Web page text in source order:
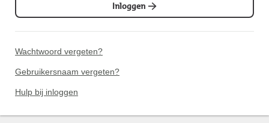
Inloggen
Wachtwoord vergeten?
Gebruikersnaam vergeten?
Hulp bij inloggen